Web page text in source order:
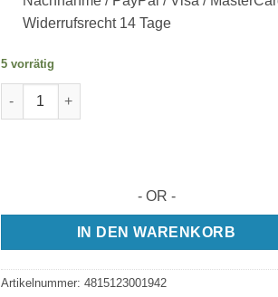
Widerrufsrecht 14 Tage
5 vorrätig
Dinosaurier 2D-Puzzle aus Holz. 129 Teile
- OR -
IN DEN WARENKORB
Artikelnummer: 4815123001942